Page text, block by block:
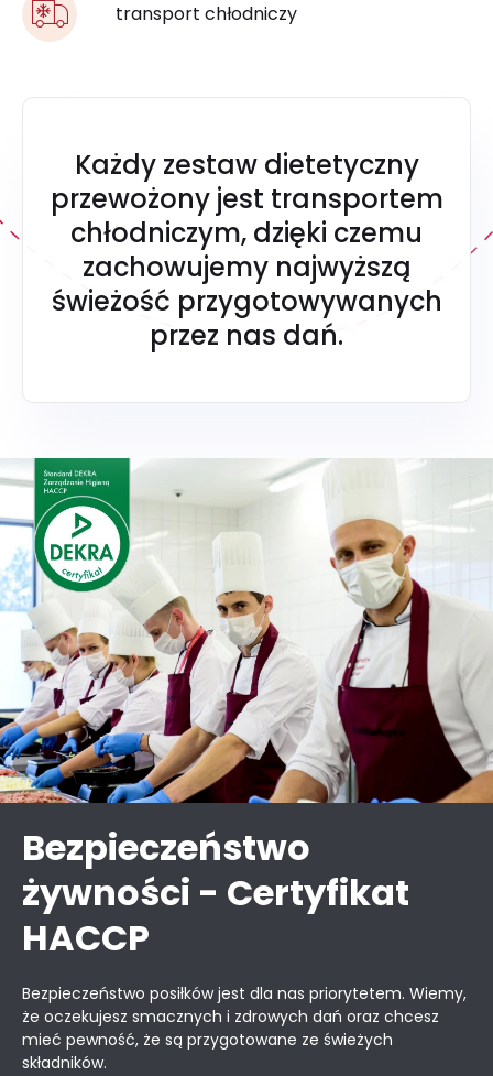
transport chłodniczy
Każdy zestaw dietetyczny
przewożony jest transportem
chłodniczym, dzięki czemu
zachowujemy najwyższą
świeżość przygotowywanych
przez nas dań.
Bezpieczeństwo
żywności - Certyfikat
HACCP
Bezpieczeństwo posiłków jest dla nas priorytetem. Wiemy,
że oczekujesz smacznych i zdrowych dań oraz chcesz
mieć pewność, że są przygotowane ze świeżych
składników.